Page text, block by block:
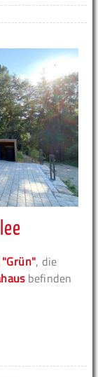
, die
befinden